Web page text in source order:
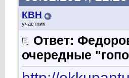
КВН
участник
Ответ:
очередные